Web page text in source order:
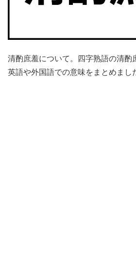
清酌庶羞について。四字熟語の清酌
英語や外国語での意味をまとめまし